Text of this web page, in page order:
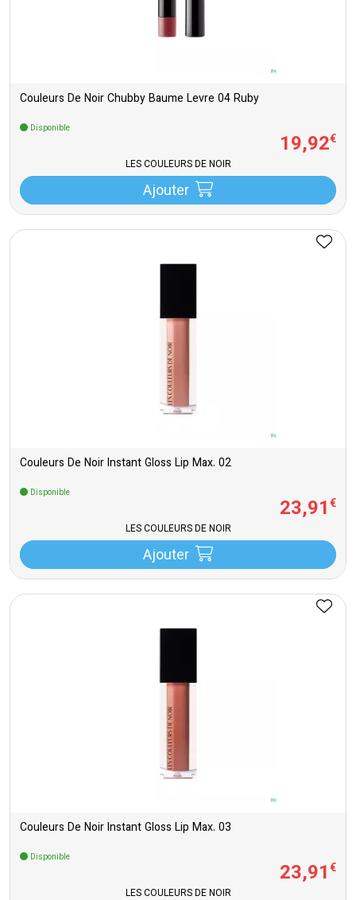
Couleurs De Noir Chubby Baume Levre 04 Ruby
Disponible
19,92€
LES COULEURS DE NOIR
Ajouter
Couleurs De Noir Instant Gloss Lip Max. 02
Disponible
23,91€
LES COULEURS DE NOIR
Ajouter
Couleurs De Noir Instant Gloss Lip Max. 03
Disponible
23,91€
LES COULEURS DE NOIR